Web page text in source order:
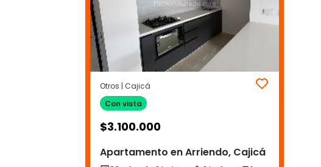
Otros | Cajicá
Con vista
$3.100.000
Apartamento en Arriendo, Cajicá